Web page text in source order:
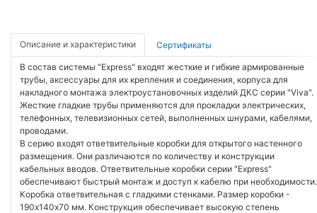
Описание и характеристики Сертификаты
В состав системы "Express" входят жесткие и гибкие армированные
трубы, аксессуары для их крепления и соединения, корпуса для
накладного монтажа электроустановочных изделий ДКС серии "Viva".
Жесткие гладкие трубы применяются для прокладки электрических,
телефонных, телевизионных сетей, выполненных шнурами, кабелями,
проводами.
В серию входят ответвительные коробки для открытого настенного
размещения. Они различаются по количеству и конструкции
кабельных вводов. Ответвительные коробки серии "Express"
обеспечивают быстрый монтаж и доступ к кабелю при необходимости.
Коробка ответвительная с гладкими стенками. Размер коробки -
190х140х70 мм. Конструкция обеспечивает высокую степень